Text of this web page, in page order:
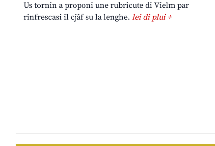
Us tornin a proponi une rubricute di Vielm par
rinfrescasi il cjâf su la lenghe. lei di plui +